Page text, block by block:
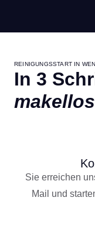
REINIGUNGSSTART IN
In 3
Sie erreichen
Mail und